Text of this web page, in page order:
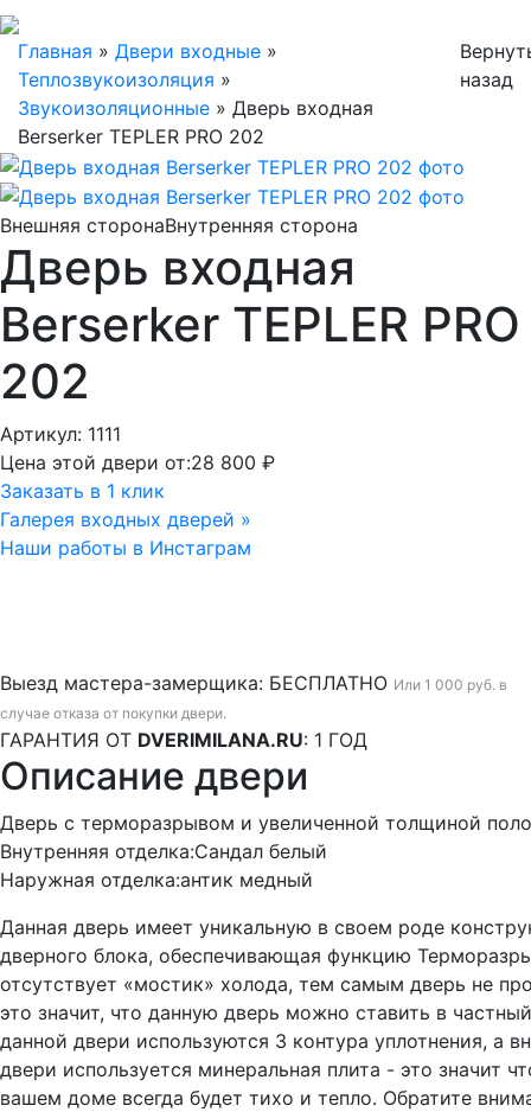
Главная » Двери входные »
Теплозвукоизоляция »
Звукоизоляционные » Дверь входная
Berserker TEPLER PRO 202
назад
Внешняя сторонаВнутренняя сторона
Дверь входная
Berserker TEPLER PRO
202
Артикул: 1111
Цена этой двери от:28 800 ₽
Заказать в 1 клик
Галерея входных дверей »
Наши работы в Инстаграм
Выезд мастера-замерщика: БЕСПЛАТНО Или 1 000 руб. в
случае отказа от покупки двери.
ГАРАНТИЯ ОТ DVERIMILANA.RU: 1 ГОД
Описание двери
Дверь с терморазрывом и увеличенной толщиной
Внутренняя отделка:Сандал белый
Наружная отделка:антик медный
Данная дверь имеет уникальную в своем роде
дверного блока, обеспечивающая функцию
отсутствует «мостик» холода, тем самым дверь не
это значит, что данную дверь можно ставить в
данной двери используются 3 контура уплотнения, а
двери используется минеральная плита - это значит
вашем доме всегда будет тихо и тепло. Обратите